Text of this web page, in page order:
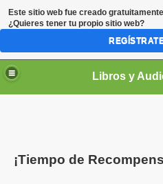
¡Tiempo de
Este sitio web fue creado
¿Quieres tener tu propio sitio web?